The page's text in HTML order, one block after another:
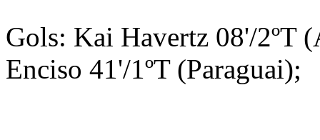
Gols: Kai Havertz 08'/2ºT
Enciso 41'/1ºT (Paraguai);